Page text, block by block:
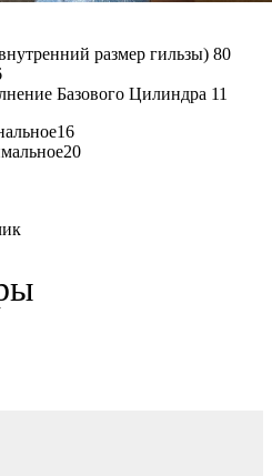
размер гильзы) 80
Базового Цилиндра 11
16
20